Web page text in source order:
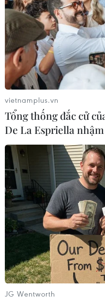
Cao ủy Nhân
hoàng” trước vụ
24/03/2024 02:08
Ông Volker Turk bình
một cuộc tấn công như
nhiệm theo luật nhân
nạn nhân của vụ bạo lực
vietnamplus.vn
Tổng thống đắc cử
De La Espriella
JG Wentworth